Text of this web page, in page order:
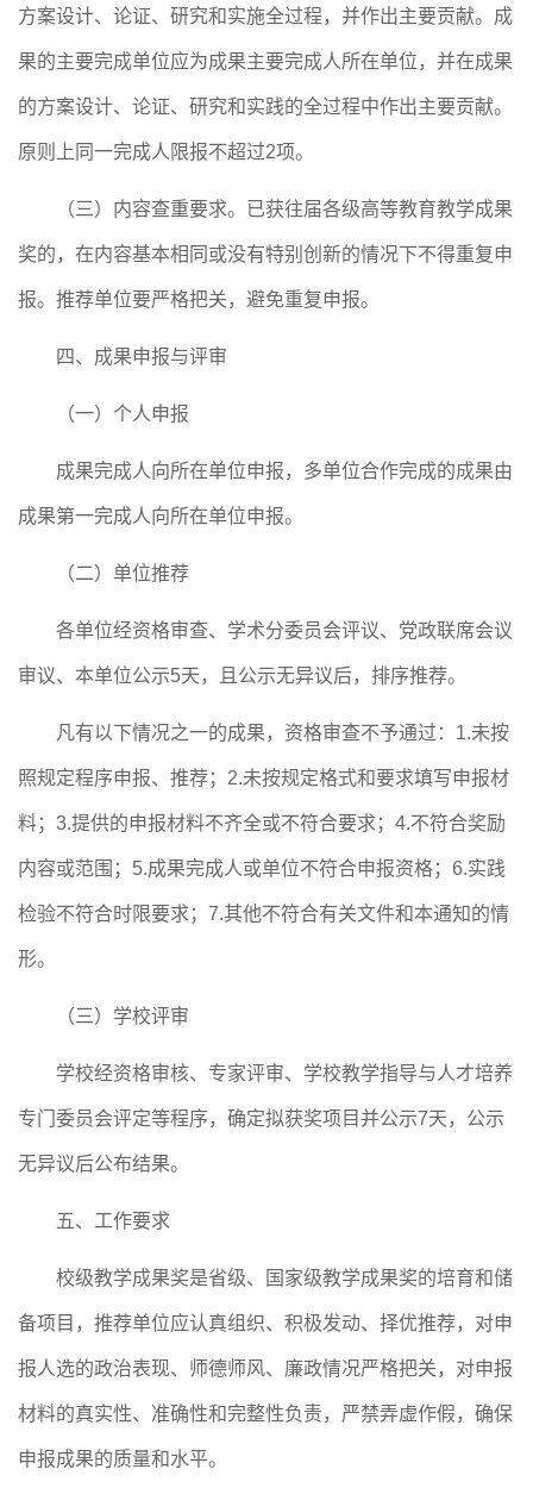
方案设计、论证、研究和实施全过程，并作出主要贡献。成
果的主要完成单位应为成果主要完成人所在单位，并在成果
的方案设计、论证、研究和实践的全过程中作出主要贡献。
原则上同一完成人限报不超过2项。
（三）内容查重要求。已获往届各级高等教育教学成果
奖的，在内容基本相同或没有特别创新的情况下不得重复申
报。推荐单位要严格把关， 避免重复申报。
四、 成果申报与评审
（一）个人申报
成果完成人向所在单位申报，多单位合作完成的成果由
成果第一完成人向所在单位申报。
（二）单位推荐
各单位经资格审查、学术分委员会评议、党政联席会议
审议、本单位公示5天，且公示无异议后， 排序推荐。
凡有以下情况之一的成果，资格审查不予通过： 1.未按
照规定程序申报、推荐；2.未按规定格式和要求填写申报材
料；3.提供的申报材料不齐全或不符合要求；4.不符合奖励
内容或范围；5.成果完成人或单位不符合申报资格；6.实践
检验不符合时限要求；7.其他不符合有关文件和本通知的情
形。
（三）学校评审
学校经资格审核、专家评审、学校教学指导与人才培养
专门委员会评定等程序，确定拟获奖项目并公示7天 ，公示
无异议后公布结果。
五、工作要求
校级教学成果奖是省级、国家级教学成果奖的培育和储
备项目， 推荐单位应认真组织、积极发动、择优推荐， 对申
报人选的政治表现、师德师风、廉政情况严格把关，对申报
材料的真实性、准确性和完整性负责 ， 严禁弄虚作假，确保
申报成果的质量和水平。